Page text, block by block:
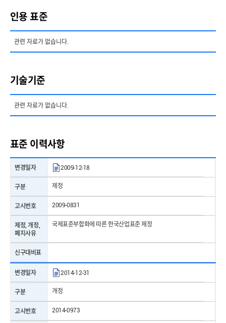
인용 표준
관련 자료가 없습니다.
기술기준
관련 자료가 없습니다.
표준 이력사항
변경일자 2009-12-18
구분 제정
고시번호 2009-0831
제정, 개정,
폐지사유
국제표준부합화에 따른 한국산업표준 제정
신구대비표
변경일자 2014-12-31
구분 개정
고시번호 2014-0973